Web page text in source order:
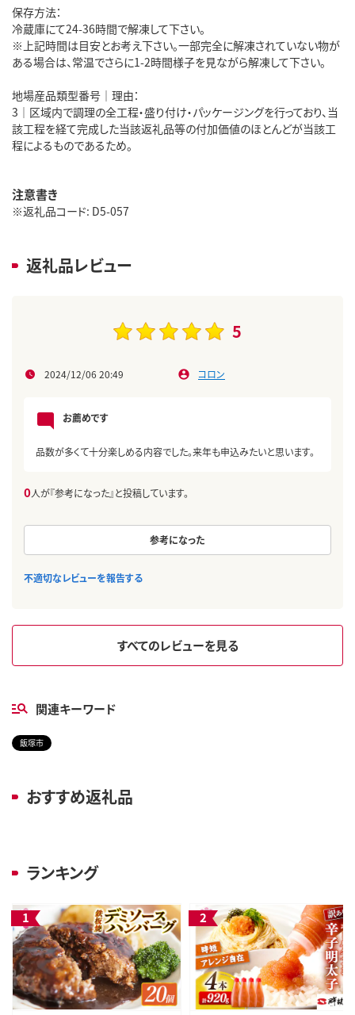
保存方法：
冷蔵庫にて24-36時間で解凍して下さい。
※上記時間は目安とお考え下さい。一部完全に解凍されていない物が
ある場合は、常温でさらに1-2時間様子を見ながら解凍して下さい。
地場産品類型番号｜理由：
3｜区域内で調理の全工程・盛り付け・パッケージングを行っており、当
該工程を経て完成した当該返礼品等の付加価値のほとんどが当該工
程によるものであるため。
注意書き
※返礼品コード: D5-057
返礼品レビュー
5
2024/12/06 20:49 コロン
お薦めです
品数が多くて十分楽しめる内容でした。来年も申込みたいと思います。
0人が『参考になった』と投稿しています。
参考になった
不適切なレビューを報告する
すべてのレビューを見る
関連キーワード
飯塚市
おすすめ返礼品
ランキング